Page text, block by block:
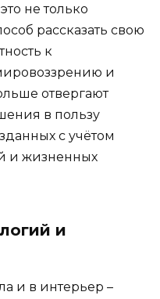
не только
рассказать свою
к
и
отвергают
в пользу
с учётом
и жизненных
и
и в интерьер –